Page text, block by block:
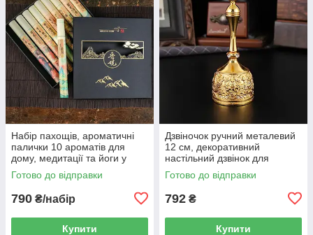
Набір пахощів, ароматичні
палички 10 ароматів для
дому, медитації та йоги у
подарунковій коробці 21 см
Готово до відправки
790 ₴/набір
Купити
Дзвіночок ручний металевий
12 см, декоративний
настільний дзвінок для
церемоній і подарунка,
золотистий
Готово до відправки
792 ₴
Купити